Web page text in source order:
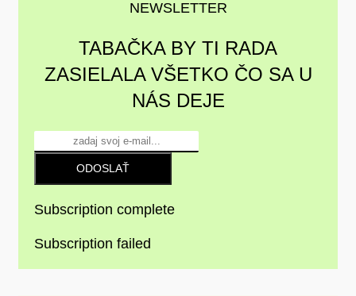
NEWSLETTER
TABAČKA BY TI RADA
ZASIELALA VŠETKO ČO SA U
NÁS DEJE
ODOSLAŤ
Subscription complete
Subscription failed